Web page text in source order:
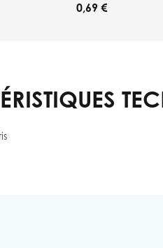
0,69 €